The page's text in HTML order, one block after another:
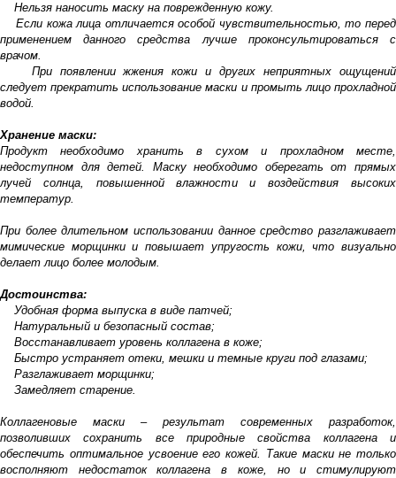
Нельзя наносить маску на поврежденную кожу.
Если кожа лица отличается особой чувствительностью, то перед
применением данного средства лучше проконсультироваться с
врачом.
При появлении жжения кожи и других неприятных ощущений
следует прекратить использование маски и промыть лицо прохладной
водой.
Хранение маски:
Продукт необходимо хранить в сухом и прохладном месте,
недоступном для детей. Маску необходимо оберегать от прямых
лучей солнца, повышенной влажности и воздействия высоких
температур.
При более длительном использовании данное средство разглаживает
мимические морщинки и повышает упругость кожи, что визуально
делает лицо более молодым.
Достоинства:
Удобная форма выпуска в виде патчей;
Натуральный и безопасный состав;
Восстанавливает уровень коллагена в коже;
Быстро устраняет отеки, мешки и темные круги под глазами;
Разглаживает морщинки;
Замедляет старение.
Коллагеновые маски – результат современных разработок,
позволивших сохранить все природные свойства коллагена и
обеспечить оптимальное усвоение его кожей. Такие маски не только
восполняют недостаток коллагена в коже, но и стимулируют